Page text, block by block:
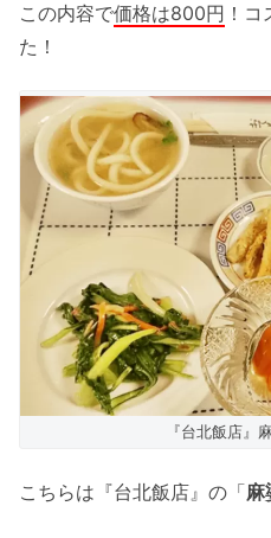
この内容で価格は800円 ！
た！
『台北飯店』
こちらは『台北飯店』の「麻